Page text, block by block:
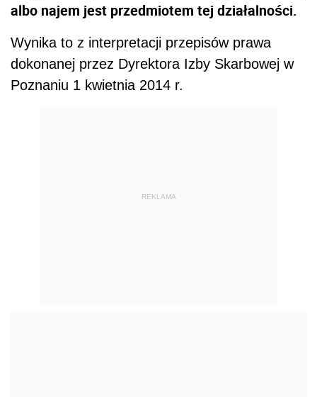
albo najem jest przedmiotem tej działalności.
Wynika to z interpretacji przepisów prawa
dokonanej przez Dyrektora Izby Skarbowej w
Poznaniu 1 kwietnia 2014 r.
REKLAMA